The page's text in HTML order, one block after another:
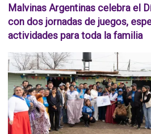
Malvinas Argentinas celebra el
con dos jornadas de juegos,
actividades para toda la familia